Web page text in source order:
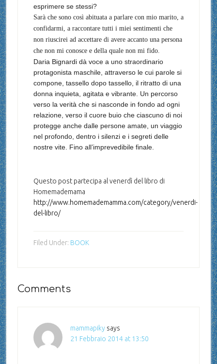
esprimere se stessi?
Sarà che sono così abituata a parlare con mio marito, a
confidarmi, a raccontare tutti i miei sentimenti che
non riuscirei ad accettare di avere accanto una persona
che non mi conosce e della quale non mi fido.
Daria Bignardi dà voce a uno straordinario
protagonista maschile, attraverso le cui parole si
compone, tassello dopo tassello, il ritratto di una
donna inquieta, agitata e vibrante. Un percorso
verso la verità che si nasconde in fondo ad ogni
relazione, verso il cuore buio che ciascuno di noi
protegge anche dalle persone amate, un viaggio
nel profondo, dentro i silenzi e i segreti delle
nostre vite. Fino all’imprevedibile finale.
Questo post partecipa al venerdì del libro di
Homemademama
http://www.homemademamma.com/category/venerdi-
del-libro/
Filed Under: BOOK
Comments
mammapiky says
21 Febbraio 2014 at 13:50